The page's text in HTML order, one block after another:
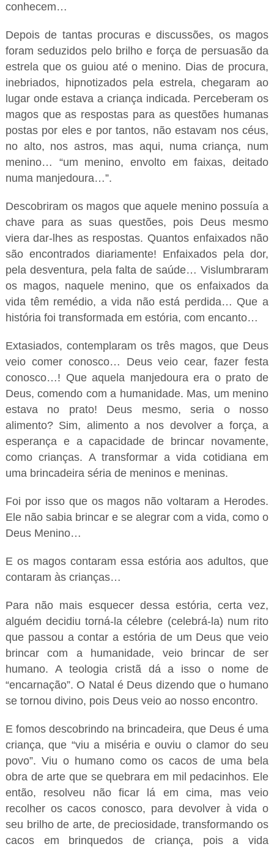
conhecem…
Depois de tantas procuras e discussões, os magos
foram seduzidos pelo brilho e força de persuasão da
estrela que os guiou até o menino. Dias de procura,
inebriados, hipnotizados pela estrela, chegaram ao
lugar onde estava a criança indicada. Perceberam os
magos que as respostas para as questões humanas
postas por eles e por tantos, não estavam nos céus,
no alto, nos astros, mas aqui, numa criança, num
menino… “um menino, envolto em faixas, deitado
numa manjedoura…”.
Descobriram os magos que aquele menino possuía a
chave para as suas questões, pois Deus mesmo
viera dar-lhes as respostas. Quantos enfaixados não
são encontrados diariamente! Enfaixados pela dor,
pela desventura, pela falta de saúde… Vislumbraram
os magos, naquele menino, que os enfaixados da
vida têm remédio, a vida não está perdida… Que a
história foi transformada em estória, com encanto…
Extasiados, contemplaram os três magos, que Deus
veio comer conosco… Deus veio cear, fazer festa
conosco…! Que aquela manjedoura era o prato de
Deus, comendo com a humanidade. Mas, um menino
estava no prato! Deus mesmo, seria o nosso
alimento? Sim, alimento a nos devolver a força, a
esperança e a capacidade de brincar novamente,
como crianças. A transformar a vida cotidiana em
uma brincadeira séria de meninos e meninas.
Foi por isso que os magos não voltaram a Herodes.
Ele não sabia brincar e se alegrar com a vida, como o
Deus Menino…
E os magos contaram essa estória aos adultos, que
contaram às crianças…
Para não mais esquecer dessa estória, certa vez,
alguém decidiu torná-la célebre (celebrá-la) num rito
que passou a contar a estória de um Deus que veio
brincar com a humanidade, veio brincar de ser
humano. A teologia cristã dá a isso o nome de
“encarnação”. O Natal é Deus dizendo que o humano
se tornou divino, pois Deus veio ao nosso encontro.
E fomos descobrindo na brincadeira, que Deus é uma
criança, que “viu a miséria e ouviu o clamor do seu
povo”. Viu o humano como os cacos de uma bela
obra de arte que se quebrara em mil pedacinhos. Ele
então, resolveu não ficar lá em cima, mas veio
recolher os cacos conosco, para devolver à vida o
seu brilho de arte, de preciosidade, transformando os
cacos em brinquedos de criança, pois a vida